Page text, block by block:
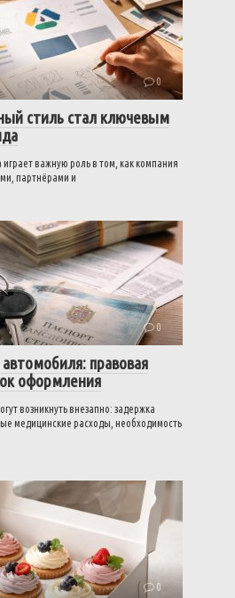
0
стиль стал ключевым
важную роль в том, как компания
партнёрами и
0
правовая
оформления
возникнуть внезапно: задержка
медицинские расходы, необходимость
0